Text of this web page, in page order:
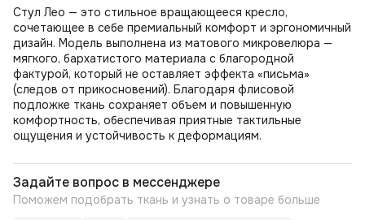
Стул Лео — это стильное вращающееся кресло,
сочетающее в себе премиальный комфорт и эргономичный
дизайн. Модель выполнена из матового микровелюра —
мягкого, бархатистого материала с благородной
фактурой, который не оставляет эффекта «письма»
(следов от прикосновений). Благодаря флисовой
подложке ткань сохраняет объем и повышенную
комфортность, обеспечивая приятные тактильные
ощущения и устойчивость к деформациям.
Задайте вопрос в мессенджере
Поможем подобрать ткань и узнать о товаре больше